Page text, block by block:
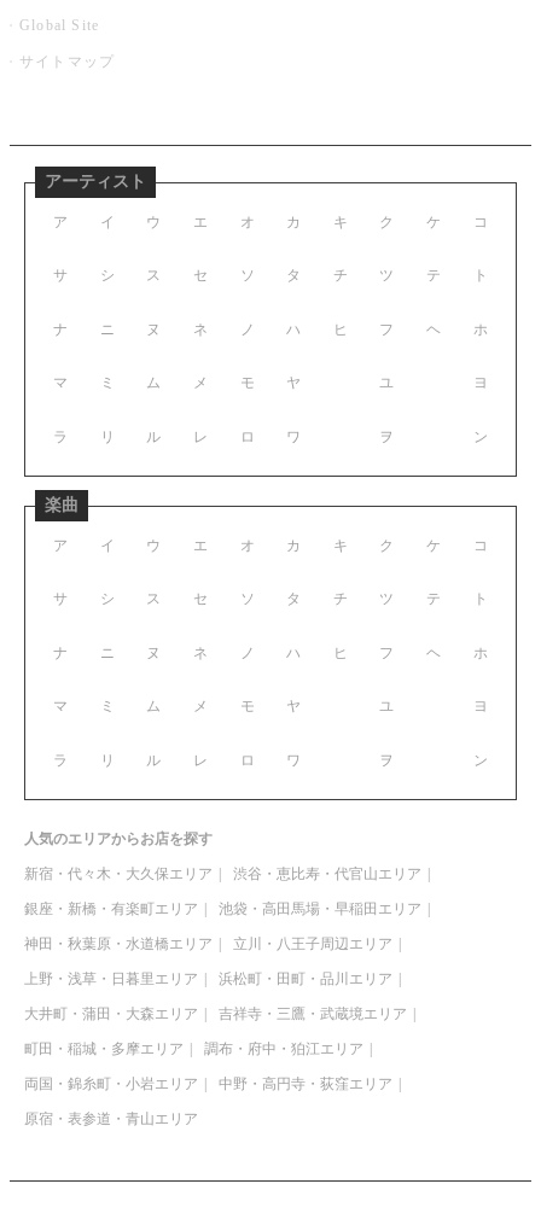
Global Site
サイトマップ
アーティスト
ア イ ウ エ オ
サ シ ス セ ソ
ナ ニ ヌ ネ ノ
マ ミ ム メ モ
ラ リ ル レ ロ
カ キ ク ケ コ
タ チ ツ テ ト
ハ ヒ フ ヘ ホ
ヤ ユ ヨ
ワ ヲ ン
楽曲
ア イ ウ エ オ
サ シ ス セ ソ
ナ ニ ヌ ネ ノ
マ ミ ム メ モ
ラ リ ル レ ロ
カ キ ク ケ コ
タ チ ツ テ ト
ハ ヒ フ ヘ ホ
ヤ ユ ヨ
ワ ヲ ン
人気のエリアからお店を探す
新宿・代々木・大久保エリア 渋谷・恵比寿・代官山エリア
銀座・新橋・有楽町エリア 池袋・高田馬場・早稲田エリア
神田・秋葉原・水道橋エリア 立川・八王子周辺エリア
上野・浅草・日暮里エリア 浜松町・田町・品川エリア
大井町・蒲田・大森エリア 吉祥寺・三鷹・武蔵境エリア
町田・稲城・多摩エリア 調布・府中・狛江エリア
両国・錦糸町・小岩エリア 中野・高円寺・荻窪エリア
原宿・表参道・青山エリア